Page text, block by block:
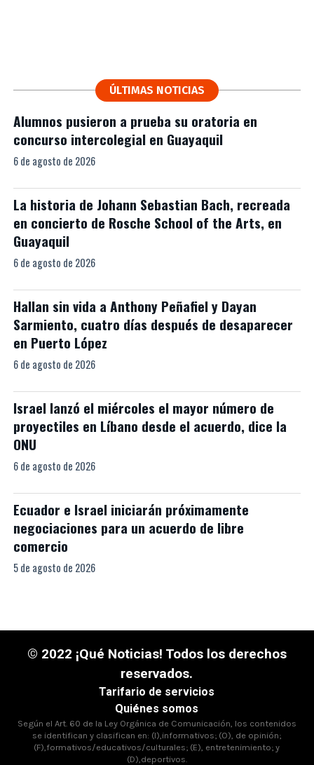
ÚLTIMAS NOTICIAS
Alumnos pusieron a prueba su oratoria en
concurso intercolegial en Guayaquil
6 de agosto de 2026
La historia de Johann Sebastian Bach, recreada
en concierto de Rosche School of the Arts, en
Guayaquil
6 de agosto de 2026
Hallan sin vida a Anthony Peñafiel y Dayan
Sarmiento, cuatro días después de desaparecer
en Puerto López
6 de agosto de 2026
Israel lanzó el miércoles el mayor número de
proyectiles en Líbano desde el acuerdo, dice la
ONU
6 de agosto de 2026
Ecuador e Israel iniciarán próximamente
negociaciones para un acuerdo de libre
comercio
5 de agosto de 2026
© 2022 ¡Qué Noticias! Todos los derechos
reservados.
Tarifario de servicios
Quiénes somos
Según el Art. 60 de la Ley Orgánica de Comunicación, los contenidos
se identifican y clasifican en: (I),informativos; (O), de opinión;
(F),formativos/educativos/culturales; (E), entretenimiento; y
(D),deportivos.